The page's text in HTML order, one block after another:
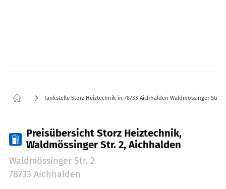
Tankstelle Storz Heiztechnik in 78733 Aichhalden Waldmössinger Str. 2
Preisübersicht Storz Heiztechnik,
Waldmössinger Str. 2, Aichhalden
Waldmössinger Str. 2
78733 Aichhalden